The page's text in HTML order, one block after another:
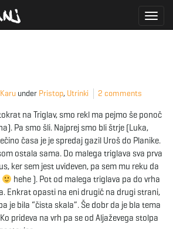
g
g
under Pristop, Utrinki 2 comments
na Triglav, smo rekl ma pejmo še ponoč
Pa smo šli. Najprej smo bli štrje (Luka,
časa je je spredaj gazil Uroš do Planike.
ostala sama. Do malega triglava sva prva
ker sem jest uvideven, pa sem mu reku da
hehe ). Pot od malega triglava pa do vrha
Enkrat opasti na eni drugič na drugi strani,
je bila “čista skala”. Še dobr da je bla tema
prideva na vrh pa se od Aljaževega stolpa